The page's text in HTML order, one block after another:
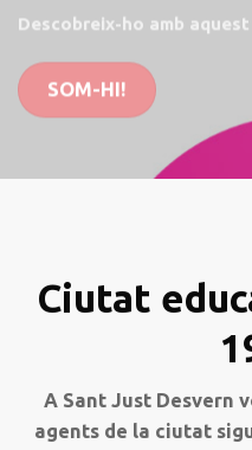
Descobreix-ho amb
SOM-HI!
Ciutat
A Sant Just Desvern
agents de la ciutat